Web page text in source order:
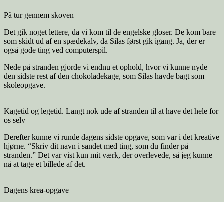
På tur gennem skoven
Det gik noget lettere, da vi kom til de engelske gloser. De kom bare
som skidt ud af en spædekalv, da Silas først gik igang. Ja, der er
også gode ting ved computerspil.
Nede på stranden gjorde vi endnu et ophold, hvor vi kunne nyde
den sidste rest af den chokoladekage, som Silas havde bagt som
skoleopgave.
Kagetid og legetid. Langt nok ude af stranden til at have det hele for
os selv
Derefter kunne vi runde dagens sidste opgave, som var i det kreative
hjørne. “Skriv dit navn i sandet med ting, som du finder på
stranden.” Det var vist kun mit værk, der overlevede, så jeg kunne
nå at tage et billede af det.
Dagens krea-opgave